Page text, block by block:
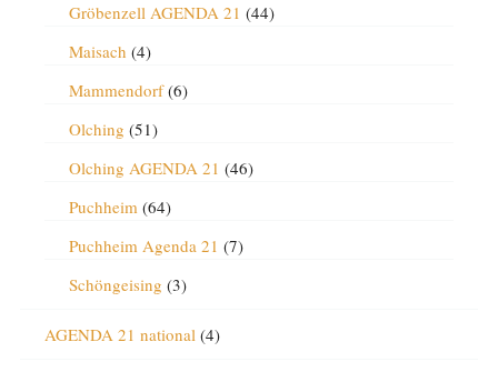
Gröbenzell AGENDA 21 (44)
Maisach (4)
Mammendorf(6)
Olching (51)
Olching AGENDA 21 (46)
Puchheim(64)
Puchheim Agenda 21 (7)
Schöngeising (3)
AGENDA 21 national(4)